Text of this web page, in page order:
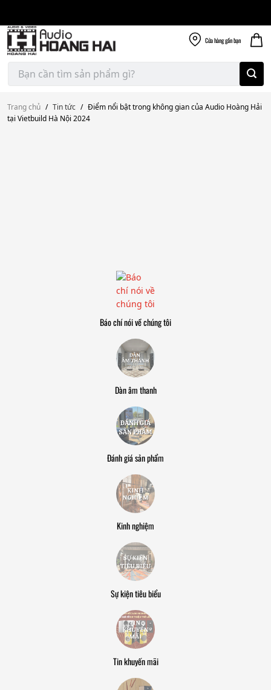
content
Cửa hànggần bạn
Tìm
kiếm:
Trang chủ / Tin tức / Điểm nổi bật trong không gian của Audio Hoàng Hải
tại Vietbuild Hà Nội 2024
Báo chí nói về chúng tôi
Dàn âm thanh
Đánh giá sản phẩm
Kinh nghiệm
Sự kiện tiêu biểu
Tin khuyến mãi